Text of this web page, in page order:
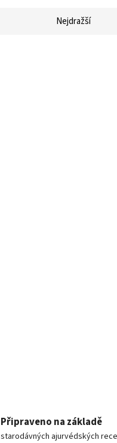
Nejdražší
Připraveno na základě
starodávných ajurvédských